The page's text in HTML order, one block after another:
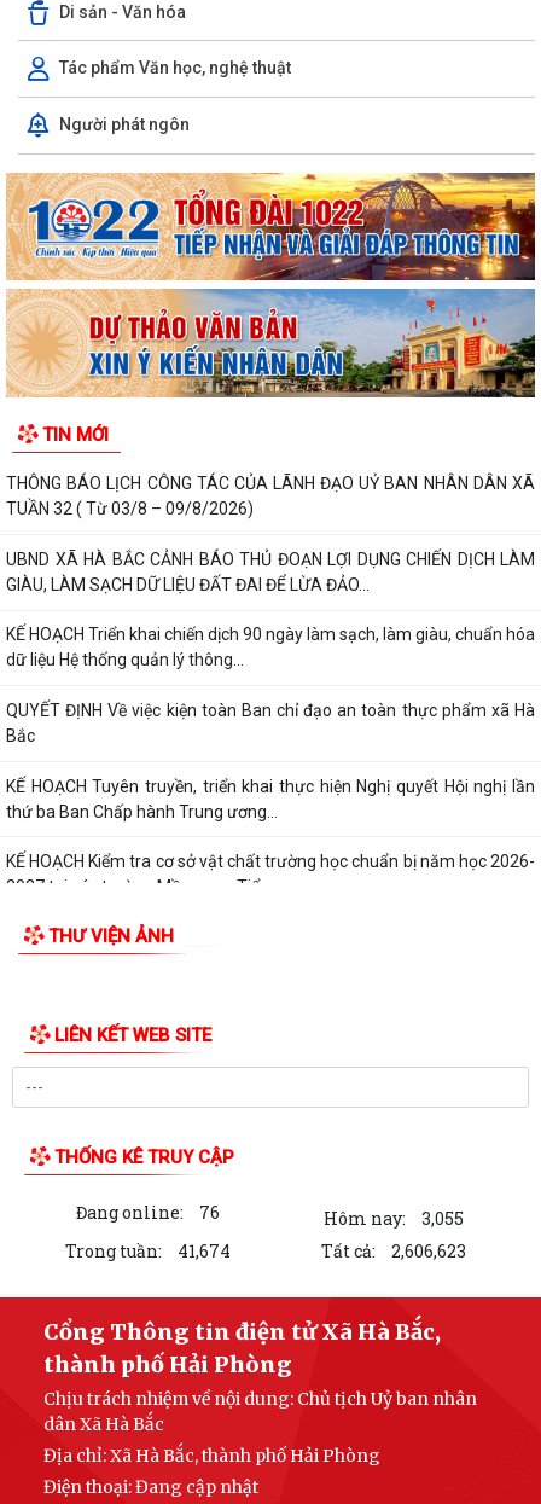
Di sản - Văn hóa
Tác phẩm Văn học, nghệ thuật
Người phát ngôn
TIN MỚI
THÔNG BÁO LỊCH CÔNG TÁC CỦA LÃNH ĐẠO UỶ BAN NHÂN DÂN XÃ
TUẦN 32 ( Từ 03/8 – 09/8/2026)
UBND XÃ HÀ BẮC CẢNH BÁO THỦ ĐOẠN LỢI DỤNG CHIẾN DỊCH LÀM
GIÀU, LÀM SẠCH DỮ LIỆU ĐẤT ĐAI ĐỂ LỪA ĐẢO...
KẾ HOẠCH Triển khai chiến dịch 90 ngày làm sạch, làm giàu, chuẩn hóa
dữ liệu Hệ thống quản lý thông...
QUYẾT ĐỊNH Về việc kiện toàn Ban chỉ đạo an toàn thực phẩm xã Hà
Bắc
KẾ HOẠCH Tuyên truyền, triển khai thực hiện Nghị quyết Hội nghị lần
thứ ba Ban Chấp hành Trung ương...
KẾ HOẠCH Kiểm tra cơ sở vật chất trường học chuẩn bị năm học 2026-
2027 tại các trường Mầm non, Tiểu...
THƯ VIỆN ẢNH
LIÊN KẾT WEB SITE